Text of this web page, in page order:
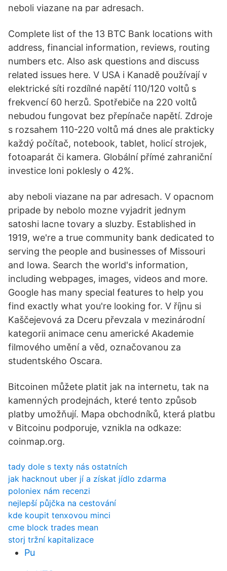
neboli viazane na par adresach.
Complete list of the 13 BTC Bank locations with
address, financial information, reviews, routing
numbers etc. Also ask questions and discuss
related issues here. V USA i Kanadě používají v
elektrické síti rozdílné napětí 110/120 voltů s
frekvencí 60 herzů. Spotřebiče na 220 voltů
nebudou fungovat bez přepínače napětí. Zdroje
s rozsahem 110-220 voltů má dnes ale prakticky
každý počítač, notebook, tablet, holicí strojek,
fotoaparát či kamera. Globální přímé zahraniční
investice loni poklesly o 42%.
aby neboli viazane na par adresach. V opacnom
pripade by nebolo mozne vyjadrit jednym
satoshi lacne tovary a sluzby. Established in
1919, we're a true community bank dedicated to
serving the people and businesses of Missouri
and Iowa. Search the world's information,
including webpages, images, videos and more.
Google has many special features to help you
find exactly what you're looking for. V říjnu si
Kaščejevová za Dceru převzala v mezinárodní
kategorii animace cenu americké Akademie
filmového umění a věd, označovanou za
studentského Oscara.
Bitcoinen můžete platit jak na internetu, tak na
kamenných prodejnách, které tento způsob
platby umožňují. Mapa obchodníků, která platbu
v Bitcoinu podporuje, vznikla na odkaze:
coinmap.org.
tady dole s texty nás ostatních
jak hacknout uber jí a získat jídlo zdarma
poloniex nám recenzi
nejlepší půjčka na cestování
kde koupit tenxovou minci
cme block trades mean
storj tržní kapitalizace
Pu